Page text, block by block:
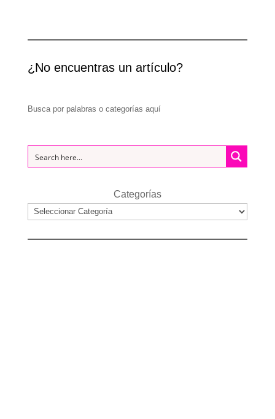
¿No encuentras un artículo?
Busca por palabras o categorías aquí
Categorías